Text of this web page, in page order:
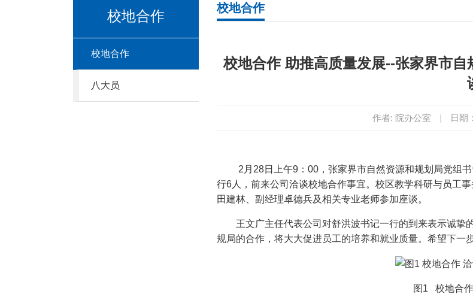
校地合作
校地合作
八大员
校地合作
校地合作 助推高质量发展--张家界市
作者: 院办公室 | 日期
2 月 28日上午9 ： 00 ，张家界市自然资源和规划局党组
行6 人，前来公司洽谈校地合作事宜。校区教学科研与员工
田建林、副经理卓德兵及相关专业老师参加座谈。
王文广主任代表公司对舒洪波书记一行的到来表示诚挚
规局的合作，将大大促进员工的培养和就业质量。希望下一
图1 校地合作 洽谈会现